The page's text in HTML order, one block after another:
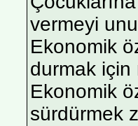
vermeyi
Ekonomik
durmak için
Ekonomik
sürdürmek